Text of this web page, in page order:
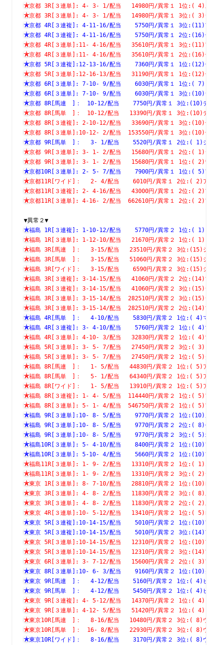
京都 3R[３連単]: 4- 3- 1/配当   14980円/異常
京都 3R[３連単]: 4- 3- 1/配当   14980円/異常１ 3
京都 4R[３連複]: 4-11-16/配当    5750円/異常１ 3
京都 4R[３連複]: 4-11-16/配当    5750円/異常１ 2位
京都 4R[３連単]:11- 4-16/配当   35610円/異常１ 3
京都 4R[３連単]:11- 4-16/配当   35610円/異常１ 2位
京都 5R[３連複]:12-13-16/配当    7360円/異常１ 1位
京都 5R[３連単]:12-16-13/配当   31190円/異常１ 1位
京都 6R[３連単]: 7-10- 9/配当    6030円/異常１ 1
京都 6R[３連単]: 7-10- 9/配当    6030円/異常１ 3
京都 8R[馬連　]：　10-12/配当    7750円/異常１ 3位
京都 8R[馬単　]：　10-12/配当   13390円/異常１ 3位
京都 8R[３連複]: 2-10-12/配当   33690円/異常１ 3位
京都 8R[３連単]:10-12- 2/配当  153550円/異常１ 3位
京都 9R[馬単　]：　 3- 1/配当    5520円/異常１ 2位:( 1)ジュン
京都 9R[３連単]: 3- 1- 2/配当   15680円/異常１ 2位:( 1)ジュン
京都 9R[３連単]: 3- 1- 2/配当   15680円/異常１ 1位:( 2)ワンダ
京都10R[３連単]: 2- 5- 7/配当    7900円/異常１ 1位:( 5)ア
京都11R[ワイド]：　 2- 4/配当    6010円/異常１ 2位:( 2)アドマ
京都11R[３連複]: 2- 4-16/配当   43000円/異常１ 2位:( 2)アドマ
京都11R[３連単]: 4-16- 2/配当  662610円/異常１ 2位:( 2)アドマ
▼異常２▼
福島 1R[３連複]: 1-10-12/配当    5770円/異常２ 1位
福島 1R[３連単]: 1-12-10/配当   21670円/異常２ 1位
福島 3R[馬連　]：　 3-15/配当   23510円/異常
福島 3R[馬単　]：　 3-15/配当   51060円/異常
福島 3R[ワイド]：　 3-15/配当    6590円/異常
福島 3R[３連複]: 3-14-15/配当   41060円/異常２
福島 3R[３連複]: 3-14-15/配当   41060円/異常
福島 3R[３連単]: 3-15-14/配当  282510円/異常
福島 3R[３連単]: 3-15-14/配当  282510円/異常２
福島 4R[馬単　]：　 4-10/配当    5830円/異常２ 1
福島 4R[３連複]: 3- 4-10/配当    5760円/異常２ 1
福島 4R[３連単]: 4-10- 3/配当   32830円/異常２ 1
福島 5R[３連単]: 3- 5- 7/配当   27450円/異常２ 3位
福島 5R[３連単]: 3- 5- 7/配当   27450円/異常２ 1位
福島 8R[馬連　]：　 1- 5/配当   44830円/異常２ 1
福島 8R[馬単　]：　 5- 1/配当   64340円/異常２ 1
福島 8R[ワイド]：　 1- 5/配当   13910円/異常２ 1
福島 8R[３連複]: 1- 4- 5/配当  114440円/異常２ 1
福島 8R[３連単]: 5- 1- 4/配当  546750円/異常２ 1
福島 9R[３連単]:10- 8- 5/配当    9770円/異常２ 1位
福島 9R[３連単]:10- 8- 5/配当    9770円/異
福島 9R[３連単]:10- 8- 5/配当    9770円/異常２ 3
福島10R[３連単]: 5- 4-10/配当    8400円/異常２ 1位:(10)フォ
福島10R[３連単]: 5-10- 4/配当    5660円/異常２ 1位:(10)フォ
福島11R[３連単]: 1- 9- 2/配当   13310円/異常２ 1位:( 1)ココロ
福島11R[３連単]: 1- 9- 2/配当   13310円/異常２ 3位:( 2)ジャコ
東京 1R[３連単]: 8- 7-10/配当   28810円/異常２ 1
東京 3R[３連単]: 4- 8- 2/配当   11830円/異常２
東京 3R[３連単]: 4- 8- 2/配当   11830円/異常２ 2
東京 4R[３連単]:10- 5-12/配当   13410円/異常２
東京 5R[３連複]:10-14-15/配当    5010円/異常２
東京 5R[３連複]:10-14-15/配当    5010円/異常２ 3
東京 5R[３連単]:10-14-15/配当   12310円/異常２
東京 5R[３連単]:10-14-15/配当   12310円/異常２ 3
東京 6R[３連単]: 3- 7-12/配当   15600円/異常２ 2位
東京 8R[３連単]:10- 6- 3/配当    9160円/異常２
東京 9R[馬連　]：　 4-12/配当    5160円/異常２ 1位:( 4)ヒロ
東京 9R[馬単　]：　 4-12/配当    5450円/異常２ 1位:( 4)ヒロ
東京 9R[３連複]: 4- 5-12/配当   14370円/異常２ 1位:( 4)ヒロ
東京 9R[３連単]: 4-12- 5/配当   51420円/異常２ 1位:( 4)ヒロ
東京10R[馬連　]：　 8-16/配当   10480円/異常２ 3位:( 8)ウイン
東京10R[馬単　]：　16- 8/配当   22930円/異常２ 3位:( 8)ウイン
東京10R[ワイド]：　 8-16/配当    3170円/異常２ 3位:( 8)ウイン